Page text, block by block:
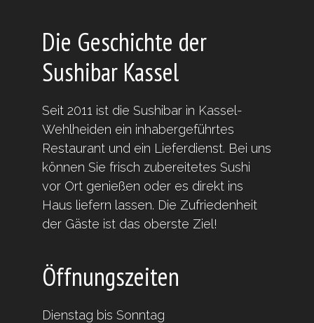
Die Geschichte der
Sushibar Kassel
Seit 2011 ist die Sushibar in Kassel-
Wehlheiden ein inhabergeführtes
Restaurant und ein Lieferdienst. Bei uns
können Sie frisch zubereitetes Sushi
vor Ort genießen oder es direkt ins
Haus liefern lassen. Die Zufriedenheit
der Gäste ist das oberste Ziel!
Öffnungszeiten
Dienstag bis Sonntag